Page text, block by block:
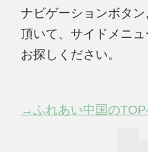
ナビゲーションボタ
頂いて、サイドメニ
お探しください。
→ふれあい中国の